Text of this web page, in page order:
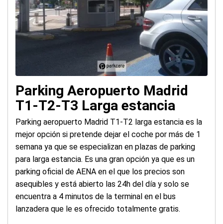
Parking Aeropuerto Madrid
T1-T2-T3 Larga estancia
Parking aeropuerto Madrid T1-T2 larga estancia es la
mejor opción si pretende dejar el coche por más de 1
semana ya que se especializan en plazas de parking
para larga estancia. Es una gran opción ya que es un
parking oficial de AENA en el que los precios son
asequibles y está abierto las 24h del día y solo se
encuentra a 4 minutos de la terminal en el bus
lanzadera que le es ofrecido totalmente gratis.